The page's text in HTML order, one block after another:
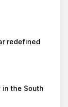
redefined
the South